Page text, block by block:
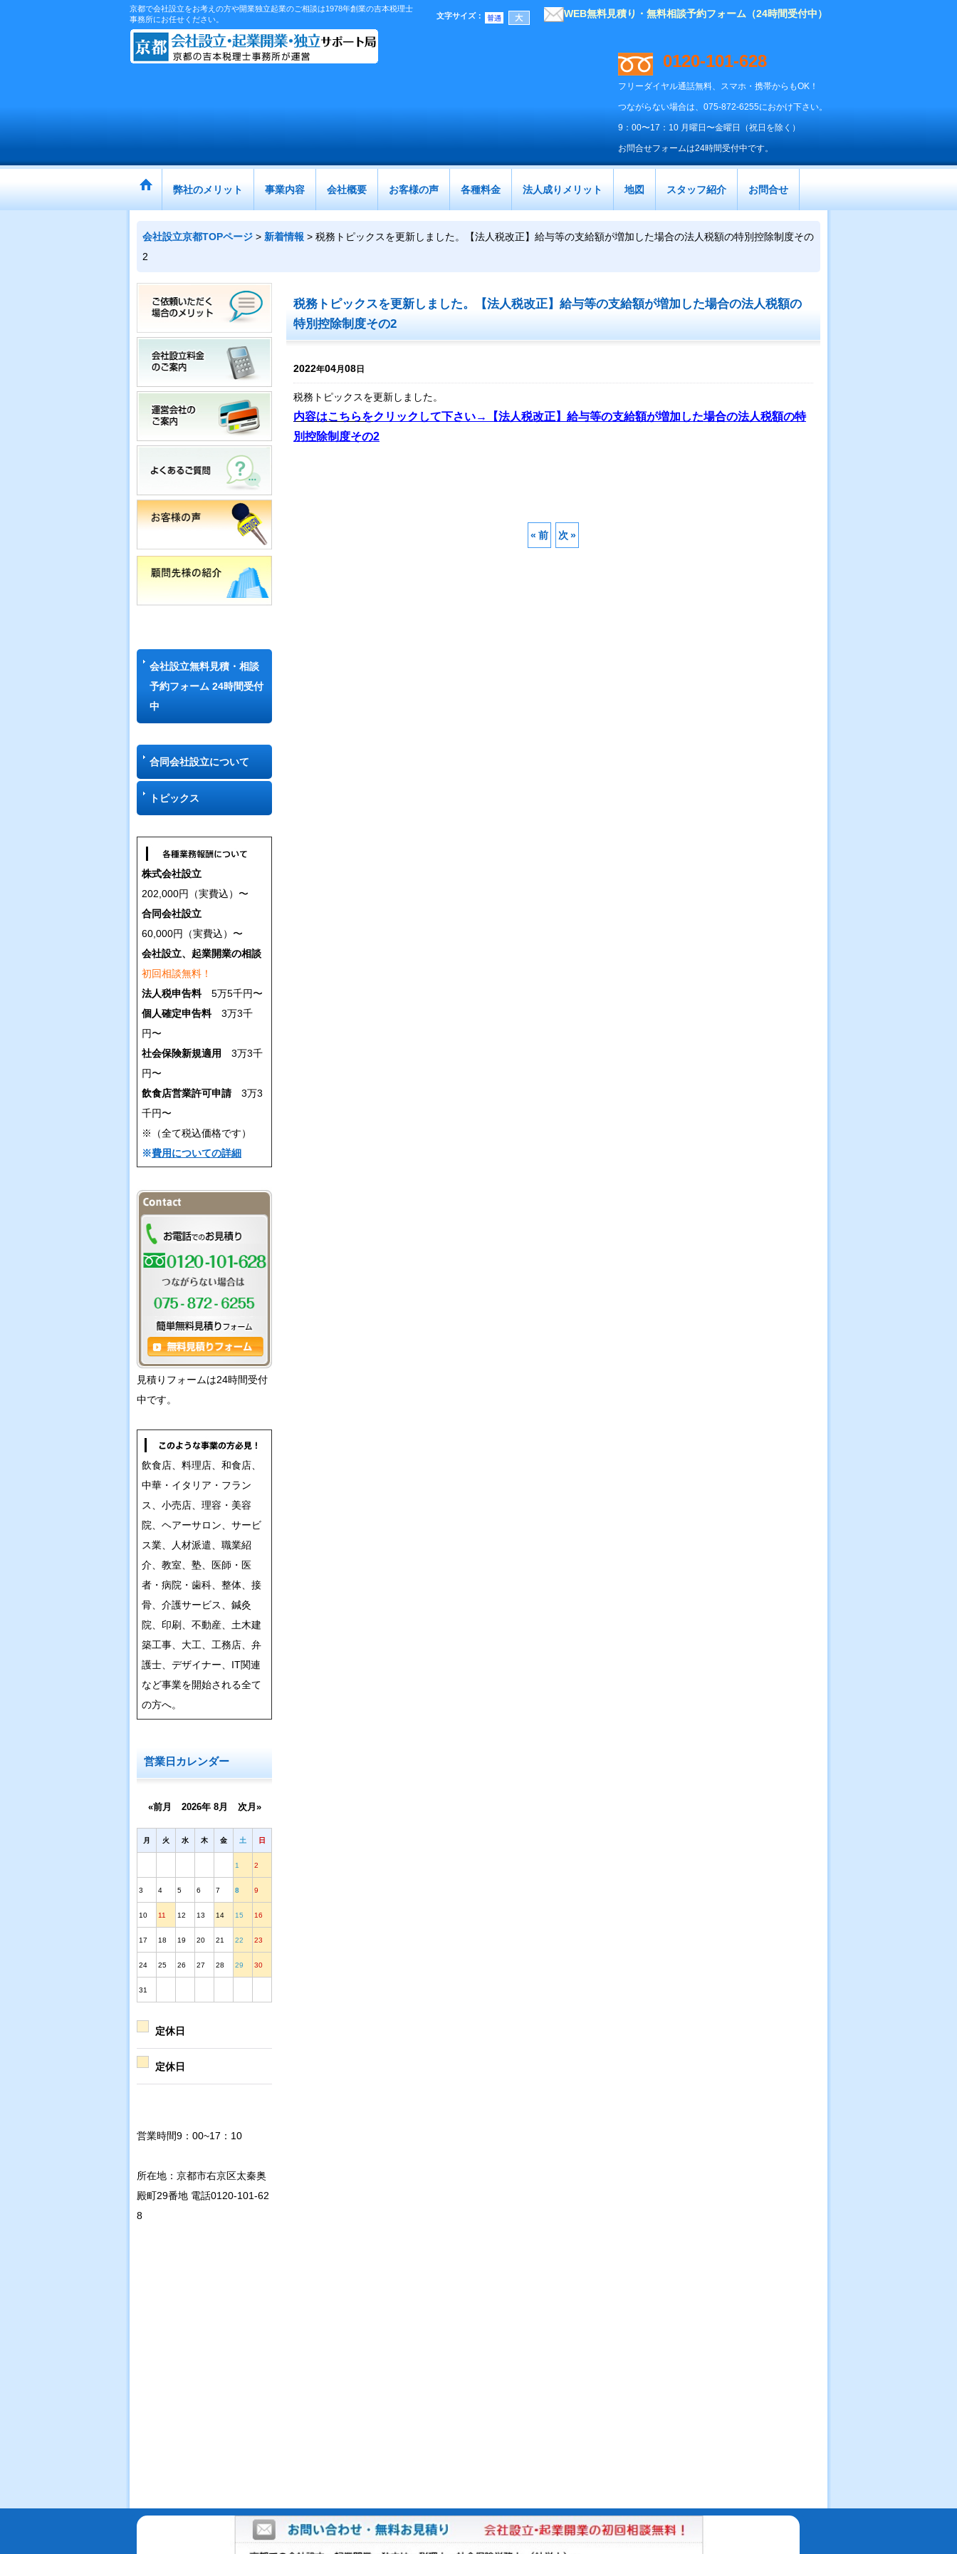
京都で会社設立をお考えの方や開業独立起業のご相談は1978年創業の吉本税理士
事務所にお任せください。
WEB無料見積り・無料相談予約フォーム（24時間受付中）
文字サイズ：
0120-101-628
フリーダイヤル通話無料、スマホ・携帯からもOK！
つながらない場合は、075-872-6255におかけ下さい。
9：00〜17：10 月曜日〜金曜日（祝日を除く）
お問合せフォームは24時間受付中です。
弊社のメリット 事業内容 会社概要 お客様の声 各種料金 法人成りメリット 地図 スタッフ紹介 お問合せ
会社設立京都TOPページ > 新着情報 > 税務トピックスを更新しました。【法人税改正】給与等の支給額が増加した場合の法人税額の特別控除制度その
2
会社設立無料見積・相談
予約フォーム 24時間受付
中
合同会社設立について
トピックス
株式会社設立
202,000円（実費込）〜
合同会社設立
60,000円（実費込）〜
会社設立、起業開業の相談
初回相談無料！
法人税申告料5万5千円〜
個人確定申告料3万3千
円〜
社会保険新規適用 3万3千
円〜
飲食店営業許可申請3万3
千円〜
※（全て税込価格です）
※費用についての詳細
見積りフォームは24時間受付
中です。
飲食店、料理店、和食店、
中華・イタリア・フラン
ス、小売店、理容・美容
院、ヘアーサロン、サービ
ス業、人材派遣、職業紹
介、教室、塾、医師・医
者・病院・歯科、整体、接
骨、介護サービス、鍼灸
院、印刷、不動産、土木建
築工事、大工、工務店、弁
護士、デザイナー、IT関連
など事業を開始される全て
の方へ。
営業日カレンダー
«前月 2026年 8月 次月»
月 火 水 木 金 土 日
1 2
3 4 5 6 7 8 9
10 11 12 13 14 15 16
17 18 19 20 21 22 23
24 25 26 27 28 29 30
31
定休日
定休日
営業時間9：00~17：10
所在地：京都市右京区太秦奥
殿町29番地 電話0120-101-62
8
税務トピックスを更新しました。【法人税改正】給与等の支給額が増加した場合の法人税額の
特別控除制度その2
2022年04月 08 日
税務トピックスを更新しました。
内容はこちらをクリックして下さい→【法人税改正】給与等の支給額が増加した場合の法人税額の特
別控除制度その2
« 前 次 »